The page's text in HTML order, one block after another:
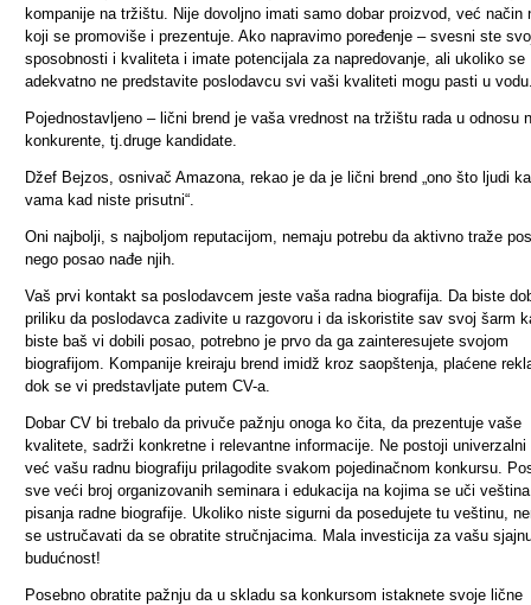
kompanije na tržištu. Nije dovoljno imati samo dobar proizvod, već način
koji se promoviše i prezentuje. Ako napravimo poređenje – svesni ste
sposobnosti i kvaliteta i imate potencijala za napredovanje, ali ukoliko se
adekvatno ne predstavite poslodavcu svi vaši kvaliteti mogu pasti u
Pojednostavljeno – lični brend je vaša vrednost na tržištu rada u odnosu
konkurente, tj.druge kandidate.
Džef Bejzos, osnivač Amazona, rekao je da je lični brend „ono što ljudi
vama kad niste prisutni“.
Oni najbolji, s najboljom reputacijom, nemaju potrebu da aktivno traže
nego posao nađe njih.
Vaš prvi kontakt sa poslodavcem jeste vaša radna biografija. Da biste
priliku da poslodavca zadivite u razgovoru i da iskoristite sav svoj šarm
biste baš vi dobili posao, potrebno je prvo da ga zainteresujete svojom
biografijom. Kompanije kreiraju brend imidž kroz saopštenja, plaćene
dok se vi predstavljate putem CV-a.
Dobar CV bi trebalo da privuče pažnju onoga ko čita, da prezentuje vaše
kvalitete, sadrži konkretne i relevantne informacije. Ne postoji univerzalni
već vašu radnu biografiju prilagodite svakom pojedinačnom konkursu.
sve veći broj organizovanih seminara i edukacija na kojima se uči veština
pisanja radne biografije. Ukoliko niste sigurni da posedujete tu veštinu,
se ustručavati da se obratite stručnjacima. Mala investicija za vašu
budućnost!
Posebno obratite pažnju da u skladu sa konkursom istaknete svoje lične